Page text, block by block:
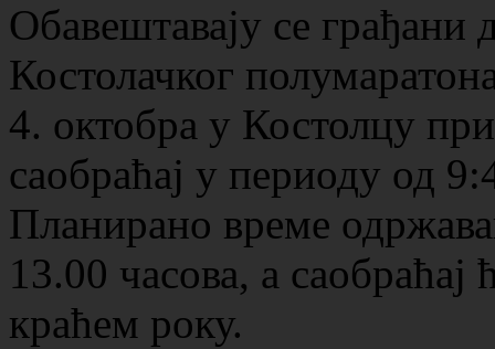
Обавештавају се грађани
Костолачког
4. октобра у Костолцу
саобраћај у периоду од
Планирано време
13.00 часова, а
краћем року.